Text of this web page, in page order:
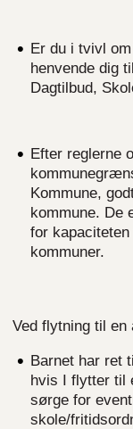
Er du i tvivl
henvende dig
Dagtilbud,
Efter reglerne
Kommune,
kommune. De
for
kommuner.
Ved flytning til en
Barnet har ret
hvis I flytter til
sørge for
skole/